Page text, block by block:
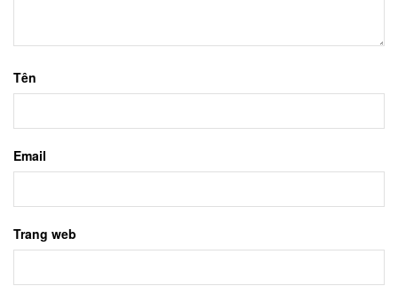
Tên
Email
Trang web